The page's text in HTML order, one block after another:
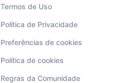
Termos de Uso
Política de Privacidade
Preferências de cookies
Política de cookies
Regras da Comunidade